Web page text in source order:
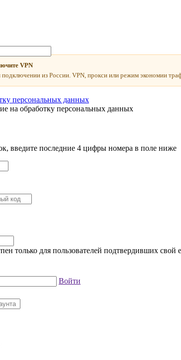
VPN
подключении из России. VPN, прокси или режим экономии
персональных данных
на обработку персональных данных
введите последние 4 цифры номера в поле ниже
только для пользователей подтвердивших свой
Войти